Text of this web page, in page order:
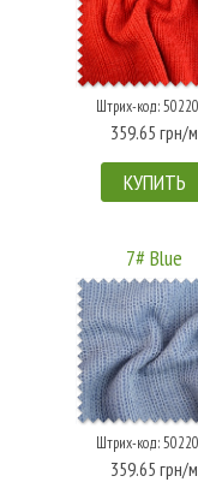
Штрих-код:
359.65 грн/м
КУПИТЬ
7# Blue
Штрих-код:
359.65 грн/м